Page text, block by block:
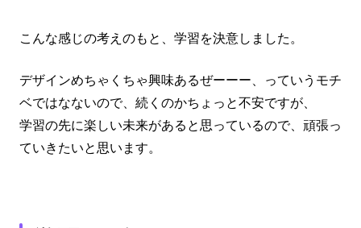
こんな感じの考えのもと、学習を決意しました。
デザインめちゃくちゃ興味あるぜーーー、っていうモチ
ベではなないので、続くのかちょっと不安ですが、
学習の先に楽しい未来があると思っているので、頑張っ
ていきたいと思います。